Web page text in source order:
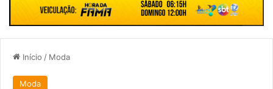
Início / Moda
Moda